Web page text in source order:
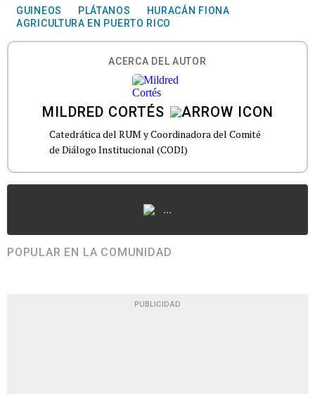
GUINEOS PLÁTANOS
HURACÁN FIONA
AGRICULTURA EN PUERTO RICO
ACERCA DEL AUTOR
MILDRED CORTÉS
Catedrática del RUM y Coordinadora del Comité
de Diálogo Institucional (CODI)
...
POPULAR EN LA COMUNIDAD
PUBLICIDAD